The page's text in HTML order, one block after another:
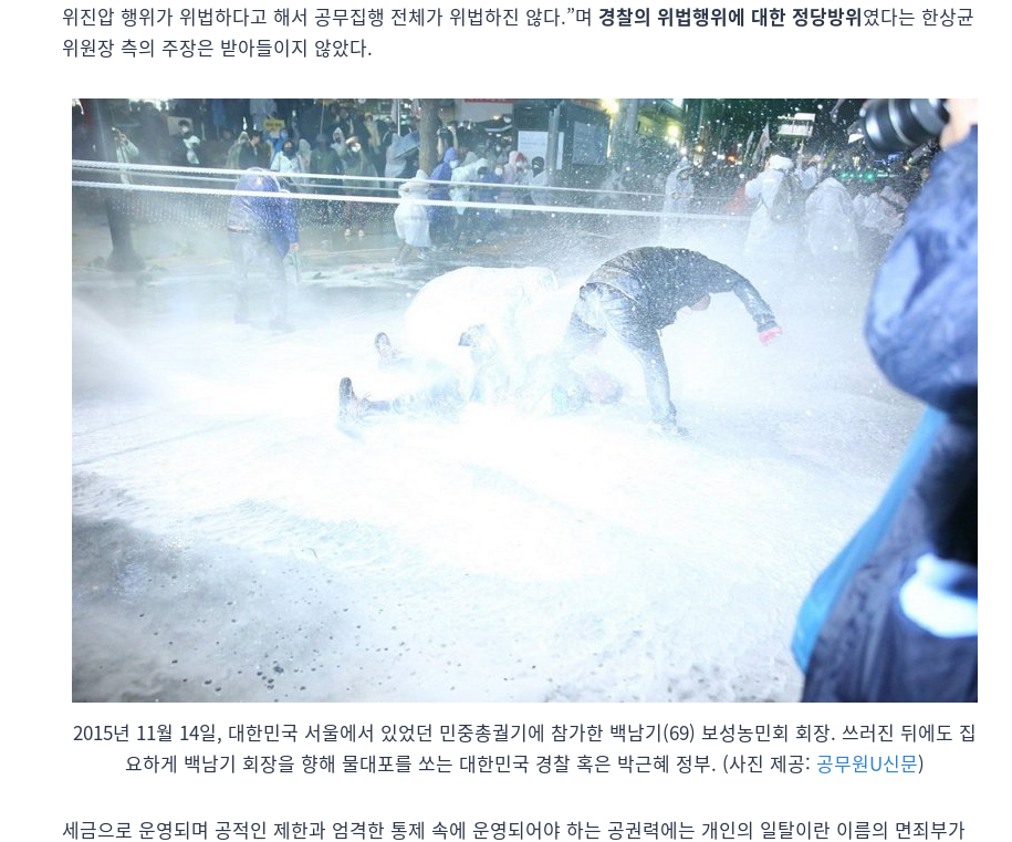
위진압 행위가 위법하다고 해서 공무집행 전체가 위법하진 않다.”며 경찰의 위법행위에 대한 정당방위였다는 한상균
위원장 측의 주장은 받아들이지 않았다.
2015년 11월 14일, 대한민국 서울에서 있었던 민중총궐기에 참가한 백남기(69) 보성농민회 회장. 쓰러진 뒤에도 집
요하게 백남기 회장을 향해 물대포를 쏘는 대한민국 경찰 혹은 박근혜 정부. (사진 제공: 공무원U신문)
세금으로 운영되며 공적인 제한과 엄격한 통제 속에 운영되어야 하는 공권력에는 개인의 일탈이란 이름의 면죄부가